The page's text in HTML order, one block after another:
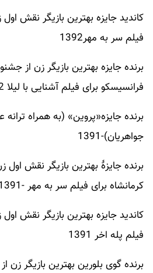
کاندید جایزه بهترین بازیگر نقش
فیلم سر به مهر1392
برنده جایزه بهترین بازیگر زن از
فرانسیسکو برای فیلم آشنایی با لیلا 1392
برنده جایزه«پروین» (به همراه ترانه
جواهریان)-1391
برنده جایزهٔ بهترین بازیگر نقش اول
کرمانشاه برای فیلم سر به مهر -1391
کاندید جایزه بهترین بازیگر نقش
فیلم پله اخر 1391
برنده گوی بلورین بهترین بازیگر